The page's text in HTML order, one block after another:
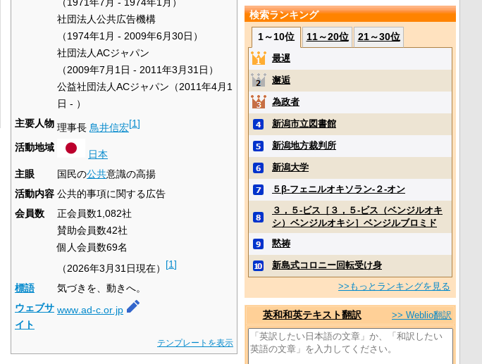
（1971年7月 - 1974年1月）
社団法人公共広告機構
（1974年1月 - 2009年6月30日）
社団法人ACジャパン
（2009年7月1日 - 2011年3月31日）
公益社団法人ACジャパン（2011年4月1
日 - ）
主要人物 理事長 鳥井信宏[1]
活動地域
日本
主眼
国民の公共意識の高揚
活動内容 公共的事項に関する広告
会員数
正会員数1,082社
賛助会員数42社
個人会員数69名
（2026年3月31日現在） [1]
標語
気づきを、動きへ。
ウェブサ
イト
www.ad-c.or.jp
テンプレートを表示
検索ランキング
1～10位
11～20位 21～30位
最遅
邂逅
為政者
新潟市立図書館
新潟地方裁判所
新潟大学
５β‐フェニルオキソラン‐２‐オン
３，５‐ビス［３，５‐ビス（ベンジルオキ
シ）ベンジルオキシ］ベンジルブロミド
黙祷
新島式コロニー回転受け身
>>もっとランキングを見る
英和和英テキスト翻訳 >> Weblio翻訳